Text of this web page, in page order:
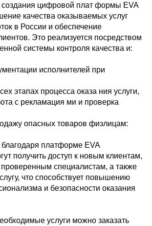
цифровой плат формы EVA
качества оказываемых услуг
в России и обеспечение
Это реализуется посредством
системы контроля качества и:
исполнителей при
этапах процесса оказа ния услуги,
с рекламация ми и проверка
опасных товаров физлицам:
платформе EVA
получить доступ к новым клиентам,
проверенным специалистам, а также
что способствует повышению
и безопасности оказания
услуги можно заказать